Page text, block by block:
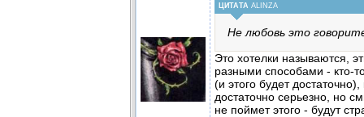
ЦИТАТА ALINZA
Не любовь это
Это хотелки называются,
разными способами - кто-
(и этого будет
достаточно серьезно, но
не поймет этого - будут